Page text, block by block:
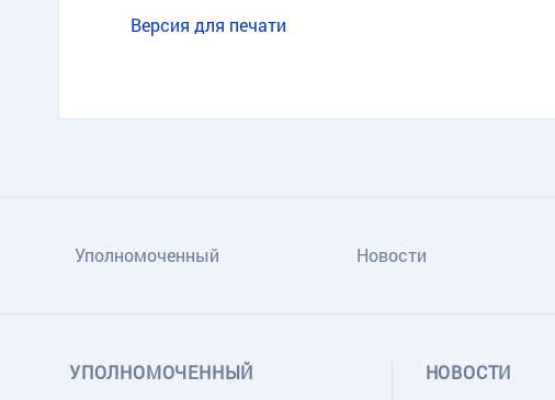
Версия для печати
Уполномоченный Новости
УПОЛНОМОЧЕННЫЙ
НОВОСТИ